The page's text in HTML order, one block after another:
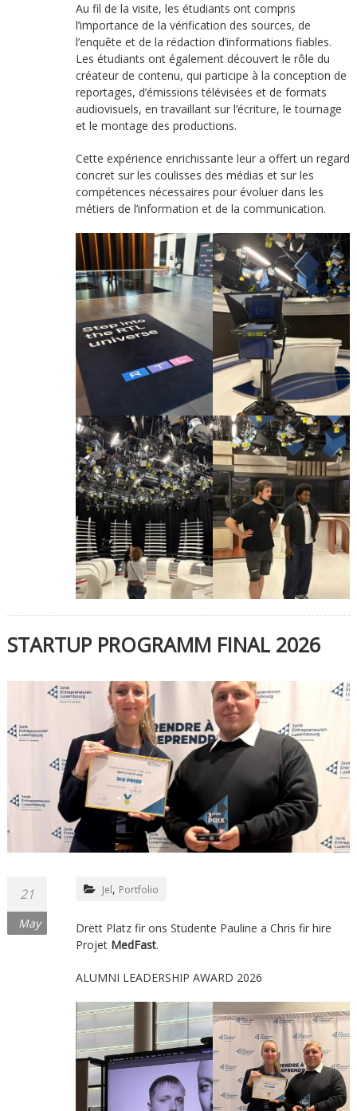
Au fil de la visite, les étudiants ont compris
l’importance de la vérification des sources, de
l’enquête et de la rédaction d’informations fiables.
Les étudiants ont également découvert le rôle du
créateur de contenu, qui participe à la conception de
reportages, d’émissions télévisées et de formats
audiovisuels, en travaillant sur l’écriture, le tournage
et le montage des productions.
Cette expérience enrichissante leur a offert un regard
concret sur les coulisses des médias et sur les
compétences nécessaires pour évoluer dans les
métiers de l’information et de la communication.
STARTUP PROGRAMM FINAL 2026
21
May
Jel, Portfolio
Drëtt Platz fir ons Studente Pauline a Chris fir hire
Projet MedFast.
ALUMNI LEADERSHIP AWARD 2026